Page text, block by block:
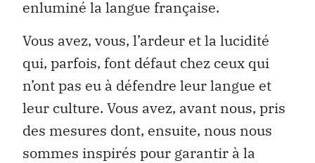
enluminé la langue française.
Vous avez, vous, l’ardeur et la lucidité
qui, parfois, font défaut chez ceux qui
n’ont pas eu à défendre leur langue et
leur culture. Vous avez, avant nous, pris
des mesures dont, ensuite, nous nous
sommes inspirés pour garantir à la